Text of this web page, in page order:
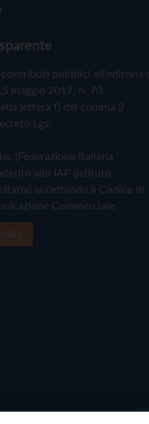
contributi pubblici all'editoria
maggio 2017, n. 70.
lettera f) del comma 2
Lgs.
(Federazione Italiana
allo IAP (Istituto
accettando il Codice di
Commerciale